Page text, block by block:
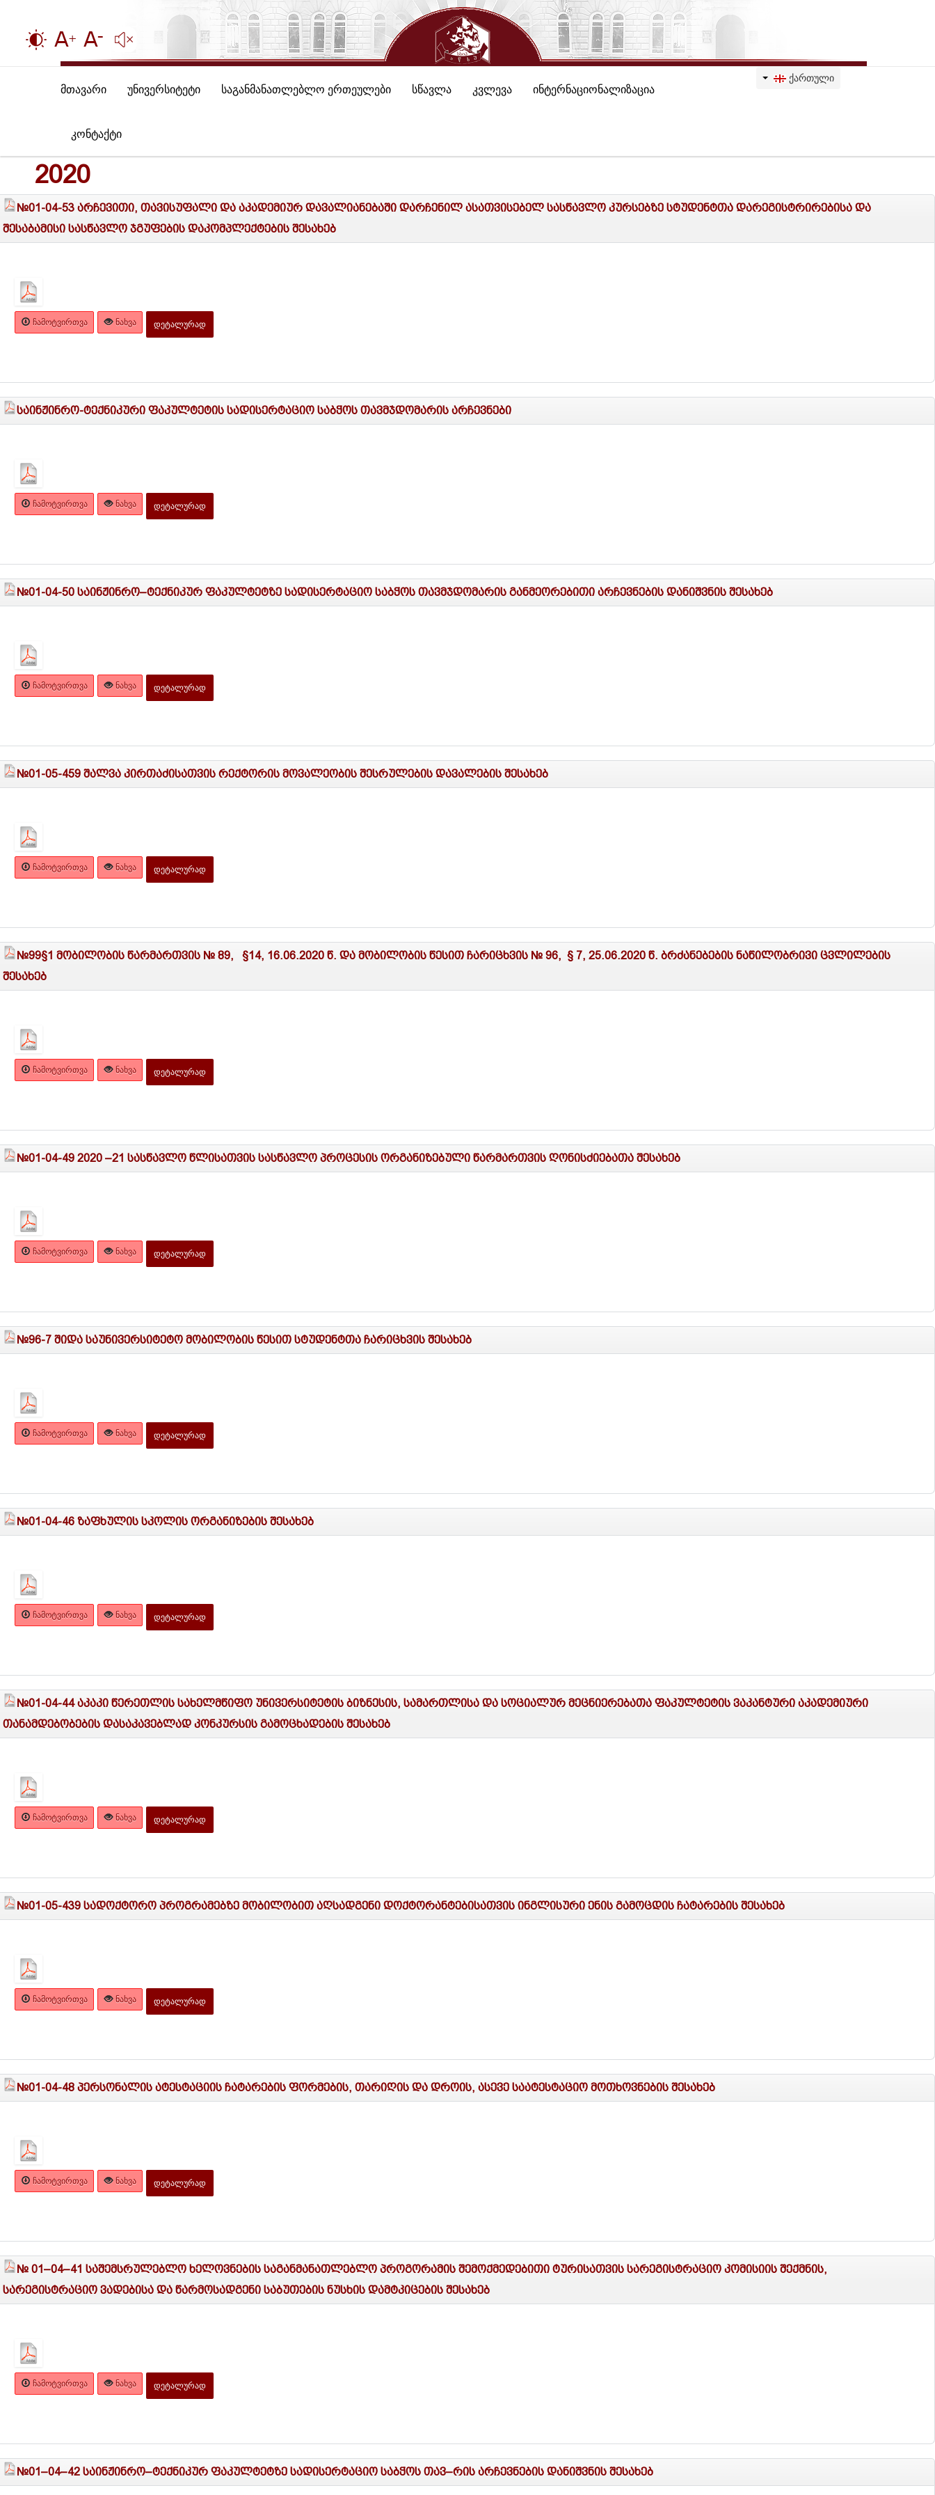
მთავარი უნივერსიტეტი საგანმანათლებლო ერთეულები სწავლა კვლევა ინტერნაციონალიზაცია
კონტაქტი
ᲥᲐᲠᲗᲣᲚᲘ
2020
№01-04-53 არჩევითი, თავისუფალი და აკადემიურ დავალიანებაში დარჩენილ ასათვისებელ სასწავლო კურსებზე სტუდენტთა დარეგისტრირებისა და
შესაბამისი სასწავლო ჯგუფების დაკომპლექტების შესახებ
ᲩᲐᲛᲝᲢᲕᲘᲠᲗᲕᲐ ᲜᲐᲮᲕᲐ ᲓᲔᲢᲐᲚᲣᲠᲐᲓ
საინჟინრო-ტექნიკური ფაკულტეტის სადისერტაციო საბჭოს თავმჯდომარის არჩევნები
ᲩᲐᲛᲝᲢᲕᲘᲠᲗᲕᲐ ᲜᲐᲮᲕᲐ ᲓᲔᲢᲐᲚᲣᲠᲐᲓ
№01-04-50 საინჟინრო–ტექნიკურ ფაკულტეტზე სადისერტაციო საბჭოს თავმჯდომარის განმეორებითი არჩევნების დანიშვნის შესახებ
ᲩᲐᲛᲝᲢᲕᲘᲠᲗᲕᲐ ᲜᲐᲮᲕᲐ ᲓᲔᲢᲐᲚᲣᲠᲐᲓ
№01-05-459 შალვა კირთაძისათვის რექტორის მოვალეობის შესრულების დავალების შესახებ
ᲩᲐᲛᲝᲢᲕᲘᲠᲗᲕᲐ ᲜᲐᲮᲕᲐ ᲓᲔᲢᲐᲚᲣᲠᲐᲓ
№99§1 მობილობის წარმართვის № 89, §14, 16.06.2020 წ. და მობილობის წესით ჩარიცხვის № 96, § 7, 25.06.2020 წ. ბრძანებების ნაწილობრივი ცვლილების
შესახებ
ᲩᲐᲛᲝᲢᲕᲘᲠᲗᲕᲐ ᲜᲐᲮᲕᲐ ᲓᲔᲢᲐᲚᲣᲠᲐᲓ
№01-04-49 2020 –21 სასწავლო წლისათვის სასწავლო პროცესის ორგანიზებული წარმართვის ღონისძიებათა შესახებ
ᲩᲐᲛᲝᲢᲕᲘᲠᲗᲕᲐ ᲜᲐᲮᲕᲐ ᲓᲔᲢᲐᲚᲣᲠᲐᲓ
№96-7 შიდა საუნივერსიტეტო მობილობის წესით სტუდენტთა ჩარიცხვის შესახებ
ᲩᲐᲛᲝᲢᲕᲘᲠᲗᲕᲐ ᲜᲐᲮᲕᲐ ᲓᲔᲢᲐᲚᲣᲠᲐᲓ
№01-04-46 ზაფხულის სკოლის ორგანიზების შესახებ
ᲩᲐᲛᲝᲢᲕᲘᲠᲗᲕᲐ ᲜᲐᲮᲕᲐ ᲓᲔᲢᲐᲚᲣᲠᲐᲓ
№01-04-44 აკაკი წერეთლის სახელმწიფო უნივერსიტეტის ბიზნესის, სამართლისა და სოციალურ მეცნიერებათა ფაკულტეტის ვაკანტური აკადემიური
თანამდებობების დასაკავებლად კონკურსის გამოცხადების შესახებ
ᲩᲐᲛᲝᲢᲕᲘᲠᲗᲕᲐ ᲜᲐᲮᲕᲐ ᲓᲔᲢᲐᲚᲣᲠᲐᲓ
№01-05-439 სადოქტორო პროგრამებზე მობილობით აღსადგენი დოქტორანტებისათვის ინგლისური ენის გამოცდის ჩატარების შესახებ
ᲩᲐᲛᲝᲢᲕᲘᲠᲗᲕᲐ ᲜᲐᲮᲕᲐ ᲓᲔᲢᲐᲚᲣᲠᲐᲓ
№01-04-48 პერსონალის ატესტაციის ჩატარების ფორმების, თარიღის და დროის, ასევე საატესტაციო მოთხოვნების შესახებ
ᲩᲐᲛᲝᲢᲕᲘᲠᲗᲕᲐ ᲜᲐᲮᲕᲐ ᲓᲔᲢᲐᲚᲣᲠᲐᲓ
№ 01–04–41 საშემსრულებლო ხელოვნების საგანმანათლებლო პროგორამის შემოქმედებითი ტურისათვის სარეგისტრაციო კომისიის შექმნის,
სარეგისტრაციო ვადებისა და წარმოსადგენი საბუთების ნუსხის დამტკიცების შესახებ
ᲩᲐᲛᲝᲢᲕᲘᲠᲗᲕᲐ ᲜᲐᲮᲕᲐ ᲓᲔᲢᲐᲚᲣᲠᲐᲓ
№01–04–42 საინჟინრო–ტექნიკურ ფაკულტეტზე სადისერტაციო საბჭოს თავ–რის არჩევნების დანიშვნის შესახებ